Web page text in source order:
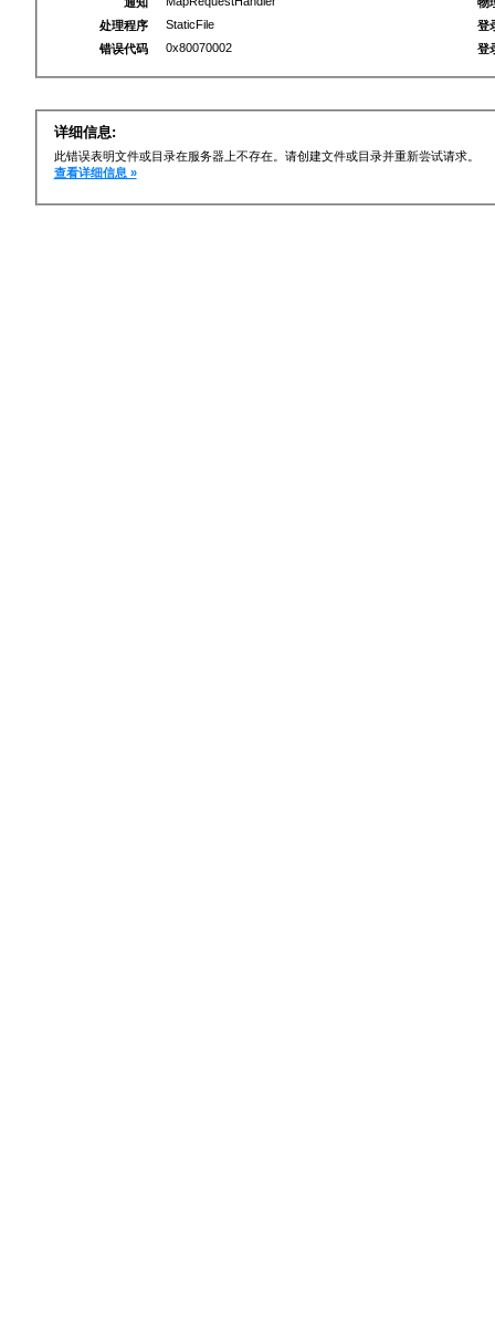
处理程序
StaticFile
错误代码
0x80070002
登
登
详细信息:
此错误表明文件或目录在服务器上不存在。请创建文件或目录并重新尝试请求。
查看详细信息 »